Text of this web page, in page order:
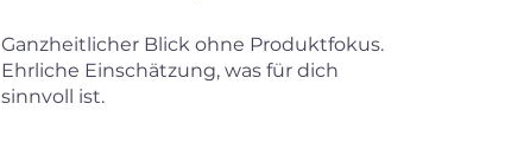
Ganzheitlicher Blick ohne Produktfokus.
Ehrliche Einschätzung, was für dich
sinnvoll ist.